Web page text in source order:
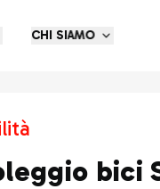
CHI SIAMO
bici